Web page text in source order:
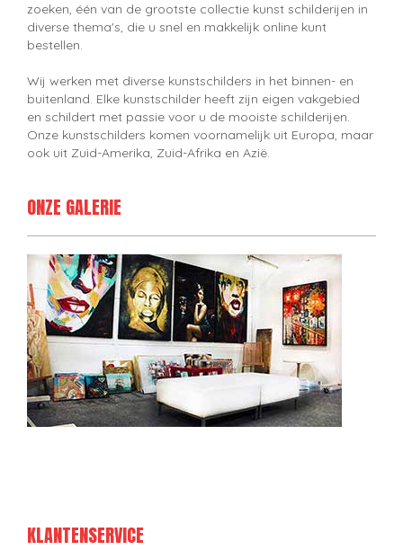
zoeken, één van de grootste collectie kunst schilderijen in
diverse thema's, die u snel en makkelijk online kunt
bestellen.
Wij werken met diverse kunstschilders in het binnen- en
buitenland. Elke kunstschilder heeft zijn eigen vakgebied
en schildert met passie voor u de mooiste schilderijen.
Onze kunstschilders komen voornamelijk uit Europa, maar
ook uit Zuid-Amerika, Zuid-Afrika en Azië.
ONZE GALERIE
KLANTENSERVICE